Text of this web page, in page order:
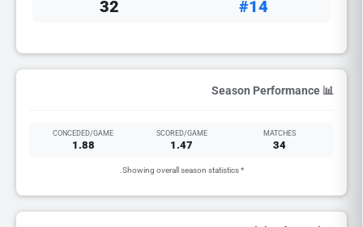
#14
32
📊 Season Performance
MATCHES
34
SCORED/GAME
1.47
CONCEDED/GAME
1.88
* Showing overall season statistics.